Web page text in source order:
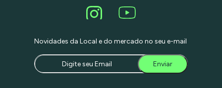
Novidades da Local e do mercado no seu e-mail
Enviar